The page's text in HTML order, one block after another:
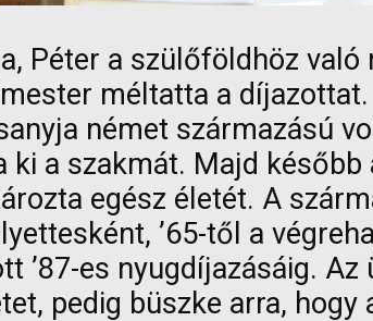
Péter a szülőföldhöz
méltatta a
német származású
ki a szakmát. Majd
egész életét. A
’65-től a
’87-es nyugdíjazásáig.
pedig büszke arra,